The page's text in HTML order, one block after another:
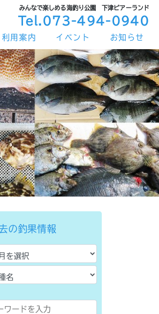
みんなで楽しめる海釣り公園 下津ピアーランド
Tel.073-494-0940
利用案内 イベント お知らせ
の釣果情報